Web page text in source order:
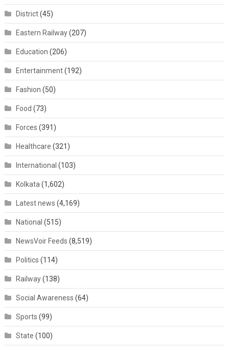
District(45)
Eastern Railway(207)
Education (206)
Entertainment(192)
Fashion (50)
Food (73)
Forces (391)
Healthcare (321)
International (103)
Kolkata(1,602)
Latest news (4,169)
National (515)
NewsVoir Feeds (8,519)
Politics (114)
Railway(138)
Social Awareness (64)
Sports (99)
State (100)